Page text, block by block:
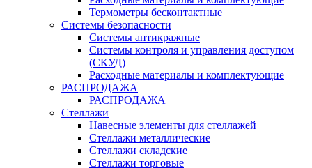
Термометры бесконтактные
Системы безопасности
Системы антикражные
Системы контроля и управления доступом
(СКУД)
Расходные материалы и комплектующие
РАСПРОДАЖА
РАСПРОДАЖА
Стеллажи
Навесные элементы для стеллажей
Стеллажи металлические
Стеллажи складские
Стеллажи торговые